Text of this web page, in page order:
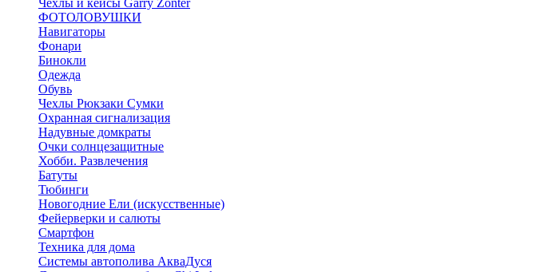
Чехлы и кейсы Garry Zonter
ФОТОЛОВУШКИ
Навигаторы
Фонари
Бинокли
Одежда
Обувь
Чехлы Рюкзаки Сумки
Охранная сигнализация
Надувные домкраты
Очки солнцезащитные
Хобби. Развлечения
Батуты
Тюбинги
Новогодние Ели (искусственные)
Фейерверки и салюты
Смартфон
Техника для дома
Системы автополива АкваДуся